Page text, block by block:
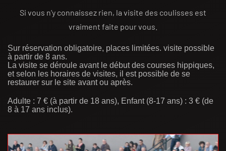
Si vous n’y connaissez rien, la visite des coulisses est
vraiment faite pour vous.
Sur réservation obligatoire, places limitées. visite possible
à partir de 8 ans.
La visite se déroule avant le début des courses hippiques,
et selon les horaires de visites, il est possible de se
restaurer sur le site avant ou après.
Adulte : 7 € (à partir de 18 ans), Enfant (8-17 ans) : 3 € (de
8 à 17 ans inclus).